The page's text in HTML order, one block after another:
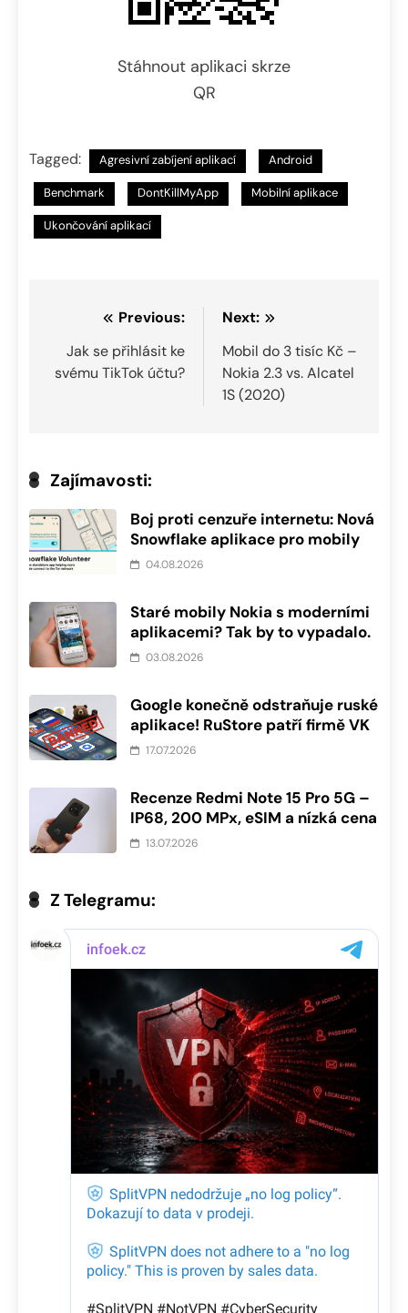
Stáhnout aplikaci skrze
QR
Tagged: Agresivní zabíjení aplikací Android
Benchmark DontKillMyApp Mobilní aplikace
Ukončování aplikací
Navigace
pro
příspěvek
Previous:
Jak se přihlásit ke
svému TikTok účtu?
Next:
Mobil do 3 tisíc Kč –
Nokia 2.3 vs. Alcatel
1S (2020)
Zajímavosti:
Boj proti cenzuře internetu: Nová
Snowflake aplikace pro mobily
04.08.2026
Staré mobily Nokia s moderními
aplikacemi? Tak by to vypadalo.
03.08.2026
Google konečně odstraňuje ruské
aplikace! RuStore patří firmě VK
17.07.2026
Recenze Redmi Note 15 Pro 5G –
IP68, 200 MPx, eSIM a nízká cena
13.07.2026
Z Telegramu: